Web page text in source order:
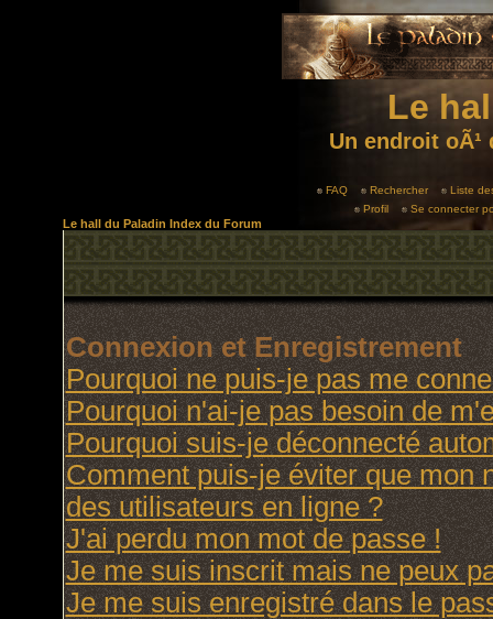
Le
Un endroit
FAQ Rechercher
Liste
Profil
Se connecter
Le hall du Paladin Index du Forum
Connexion et Enregistrement
Pourquoi ne puis-je pas me
Pourquoi n'ai-je pas besoin de
Pourquoi suis-je déconnecté
Comment puis-je éviter que mon
des utilisateurs en ligne ?
J'ai perdu mon mot de passe !
Je me suis inscrit mais ne peux
Je me suis enregistré dans le